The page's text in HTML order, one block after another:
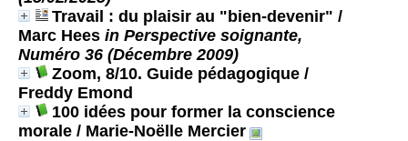
Travail : du plaisir au "bien-devenir" /
Marc Hees in Perspective soignante,
Numéro 36 (Décembre 2009)
Zoom, 8/10. Guide pédagogique /
Freddy Emond
100 idées pour former la conscience
morale / Marie-Noëlle Mercier